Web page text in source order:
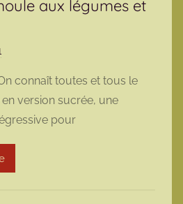
aux légumes et
r
m
a
r
m
connaît toutes et tous le
version sucrée, une
pour